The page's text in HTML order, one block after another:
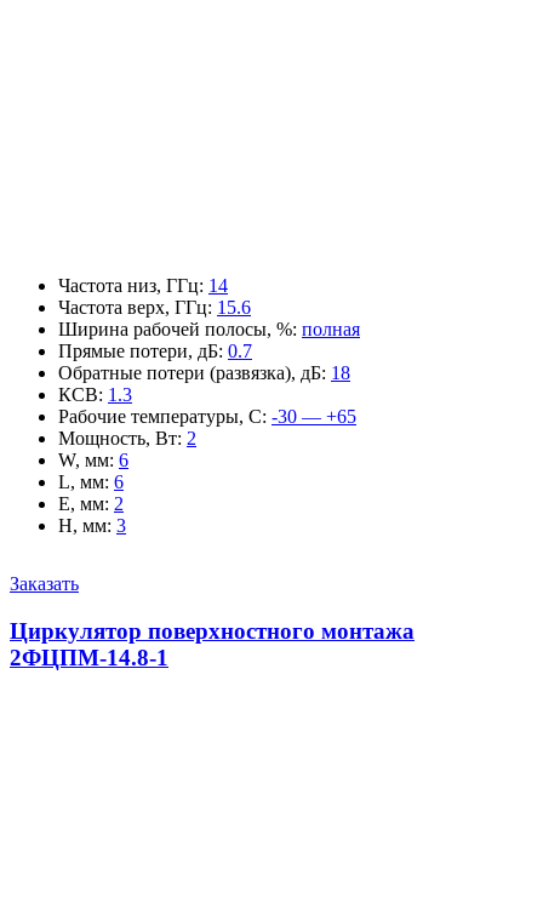
Частота низ, ГГц: 14
Частота верх, ГГц: 15.6
Ширина рабочей полосы, %: полная
Прямые потери, дБ: 0.7
Обратные потери (развязка), дБ: 18
КСВ: 1.3
Рабочие температуры, С: -30 — +65
Мощность, Вт: 2
W, мм: 6
L, мм: 6
E, мм: 2
H, мм: 3
Заказать
Циркулятор поверхностного монтажа
2ФЦПМ-14.8-1